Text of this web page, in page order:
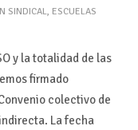
SINDICAL, ESCUELAS
y la totalidad de las
firmado
colectivo de
La fecha